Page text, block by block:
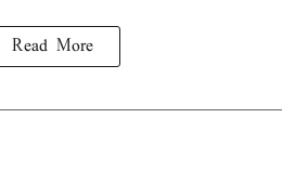
Read More